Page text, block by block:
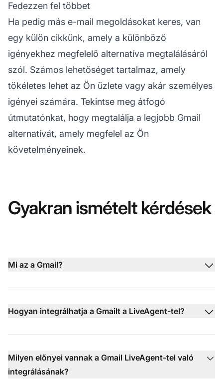
Fedezzen fel többet
Ha pedig más e-mail megoldásokat keres, van
egy külön cikkünk, amely a különböző
igényekhez megfelelő alternatíva megtalálásáról
szól. Számos lehetőséget tartalmaz, amely
tökéletes lehet az Ön üzlete vagy akár személyes
igényei számára. Tekintse meg átfogó
útmutatónkat, hogy megtalálja a legjobb Gmail
alternatívát, amely megfelel az Ön
követelményeinek.
Gyakran ismételt kérdések
Mi az a Gmail?
Hogyan integrálhatja a Gmailt a LiveAgent-tel?
Milyen előnyei vannak a Gmail LiveAgent-tel való
integrálásának?